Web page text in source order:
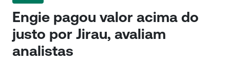
Engie pagou valor acima do
justo por Jirau, avaliam
analistas